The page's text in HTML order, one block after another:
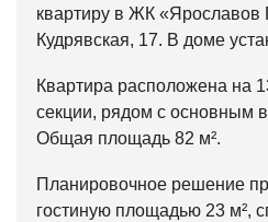
квартиру в ЖК «Ярославов
Кудрявская, 17. В доме
Квартира расположена на
секции, рядом с основным
Общая площадь 82 м².
Планировочное решение
гостиную площадью 23 м²,